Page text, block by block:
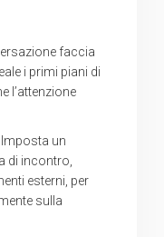
faccia
i primi piani di
l’attenzione
Imposta un
di incontro,
esterni, per
sulla